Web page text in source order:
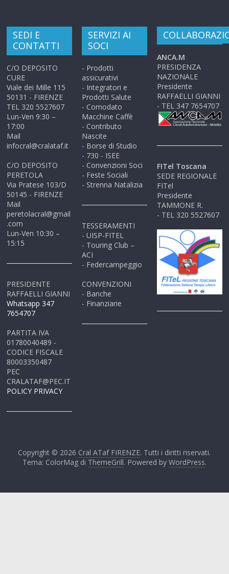
SEDI E
CONTATTI
C/O DEPOSITO
CURE
Viale dei Mille 115
50131 - FIRENZE
TEL 320 5527607
Lun-Ven 9:30 –
17:00
Mail
infocral@cralataf.it
C/O DEPOSITO
PERETOLA
Via Pratese 103/D
50145 - FIRENZE
Mail
peretolacral@gmail
.com
Lun-Ven 10:30 –
15:15
PRESIDENTE
RAFFAELLI GIANNI
Whatsapp 347
7654707
PARTITA IVA
01780040489 -
CODICE FISCALE
80003350487
PEC
CRALATAF@PEC.IT
POLICY PRIVACY
SERVIZI AI
SOCI
- Prodotti
assicurativi
- Integratori e
Prodotti Salute
- Comodato
Macchine Caffè
- Contributo
Nascite
- Borse di Studio
- 730 - ISEE
- Convenzioni Soci
- Feste Sociali
- Strenna Natalizia
TESSERAMENTI
- UISP-FITEL
- Touring Club –
ACI
- Federcampeggio
CONVENZIONI
- Banche
- Finanziarie
ANCA.M
PRESIDENZA
NAZIONALE
Presidente
RAFFAELLI GIANNI
- TEL 347 7654707
FITel Toscana
SEDE REGIONALE
FITel
Presidente
TAMMONE R.
- TEL 320 5527607
Copyright © 2026 Cral ATaf FIRENZE. Tutti i diritti riservati.
Tema: ColorMag di ThemeGrill. Powered by WordPress.